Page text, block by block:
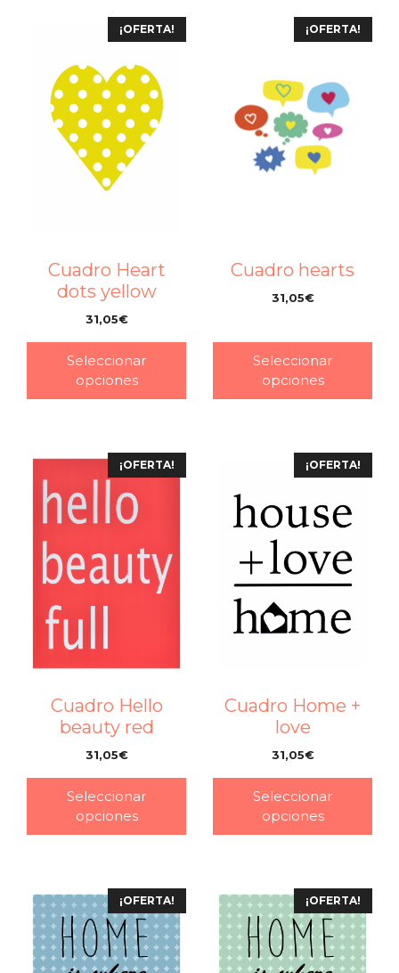
¡OFERTA!
Cuadro Heart
dots yellow
31,05€
Seleccionar
opciones
¡OFERTA!
Cuadro hearts
31,05€
Seleccionar
opciones
¡OFERTA!
Cuadro Hello
beauty red
31,05€
Seleccionar
opciones
¡OFERTA!
Cuadro Home +
love
31,05€
Seleccionar
opciones
¡OFERTA! ¡OFERTA!